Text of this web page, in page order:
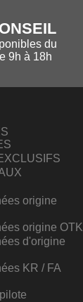
du
9h à 18h
origine
origine OTK
d'origine
KR / FA